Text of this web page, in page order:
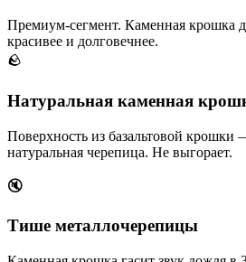
Премиум-сегмент. Каменная крошка
красивее и долговечнее.
🪨
Натуральная каменная
Поверхность из базальтовой крошки
натуральная черепица. Не выгорает.
🔇
Тише металлочерепицы